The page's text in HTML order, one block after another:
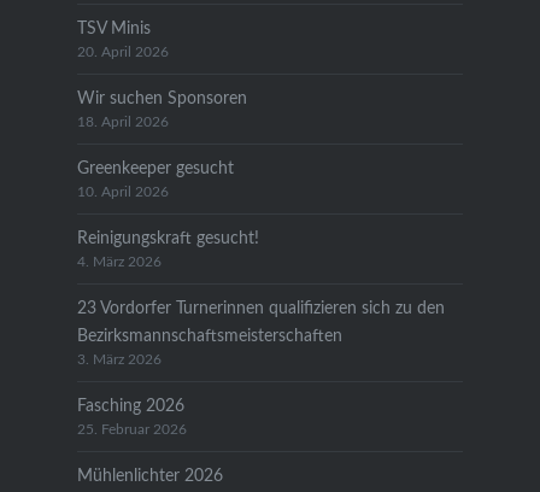
TSV Minis
20. April 2026
Wir suchen Sponsoren
18. April 2026
Greenkeeper gesucht
10. April 2026
Reinigungskraft gesucht!
4. März 2026
23 Vordorfer Turnerinnen qualifizieren sich zu den
Bezirksmannschaftsmeisterschaften
3. März 2026
Fasching 2026
25. Februar 2026
Mühlenlichter 2026